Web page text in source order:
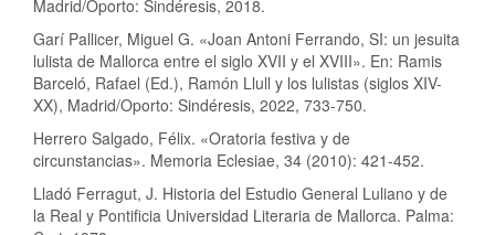
Madrid/Oporto: Sindéresis, 2018.
Garí Pallicer, Miguel G. «Joan Antoni Ferrando, SI: un jesuita
lulista de Mallorca entre el siglo XVII y el XVIII». En: Ramis
Barceló, Rafael (Ed.), Ramón Llull y los lulistas (siglos XIV-
XX), Madrid/Oporto: Sindéresis, 2022, 733-750.
Herrero Salgado, Félix. «Oratoria festiva y de
circunstancias». Memoria Eclesiae, 34 (2010): 421-452.
Lladó Ferragut, J. Historia del Estudio General Luliano y de
la Real y Pontificia Universidad Literaria de Mallorca. Palma: